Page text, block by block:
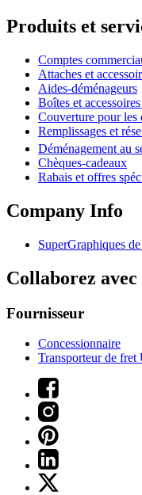
Produits et
Comptes
Attaches et
Aides-déménageurs
Boîtes et
Couverture pour les
Remplissages et
Déménagement au
Chèques-cadeaux
Rabais et offres
Company Info
SuperGraphiques de
Collaborez avec
Fournisseur
Concessionnaire
Transporteur de